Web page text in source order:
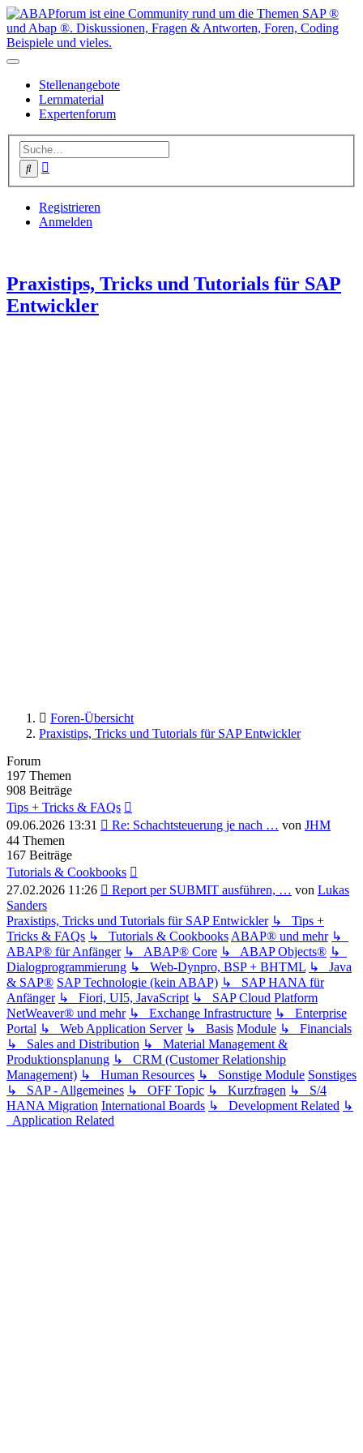
Stellenangebote
Lernmaterial
Expertenforum
Suche
Registrieren
Anmelden
Praxistips, Tricks und Tutorials für SAP
Entwickler
Foren-Übersicht
Praxistips, Tricks und Tutorials für SAP Entwickler
Forum
197 Themen
908 Beiträge
Tips + Tricks & FAQs
09.06.2026 13:31
Neuester
Re: Schachtsteuerung je nach … von JHM
44 Themen
167 Beiträge
Tutorials & Cookbooks
27.02.2026 11:26
Neuester
Beitrag
Report per SUBMIT ausführen, … von Lukas
Sanders
Praxistips, Tricks und Tutorials für SAP Entwickler ↳ Tips +
Tricks & FAQs ↳ Tutorials & CookbooksABAP® und mehr ↳
ABAP® für Anfänger ↳ ABAP® Core ↳ ABAP Objects® ↳
Dialogprogrammierung ↳ Web-Dynpro, BSP + BHTML ↳ Java
& SAP® SAP Technologie (kein ABAP) ↳ SAP HANA für
Anfänger ↳ Fiori, UI5, JavaScript ↳ SAP Cloud Platform
NetWeaver® und mehr ↳ Exchange Infrastructure ↳ Enterprise
Portal ↳ Web Application Server ↳ Basis Module ↳ Financials
↳ Sales and Distribution ↳ Material Management &
Produktionsplanung ↳ CRM (Customer Relationship
Management) ↳ Human Resources ↳ Sonstige Module Sonstiges
↳ SAP - Allgemeines ↳ OFF Topic ↳ Kurzfragen ↳ S/4
HANA Migration International Boards ↳ Development Related ↳
Application Related